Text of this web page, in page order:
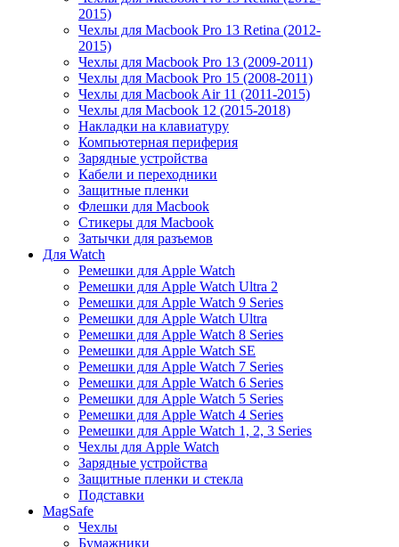
2015)
Чехлы для Macbook Pro 13 Retina (2012-
2015)
Чехлы для Macbook Pro 13 (2009-2011)
Чехлы для Macbook Pro 15 (2008-2011)
Чехлы для Macbook Air 11 (2011-2015)
Чехлы для Macbook 12 (2015-2018)
Накладки на клавиатуру
Компьютерная периферия
Зарядные устройства
Кабели и переходники
Защитные пленки
Флешки для Macbook
Стикеры для Macbook
Затычки для разъемов
Для Watch
Ремешки для Apple Watch
Ремешки для Apple Watch Ultra 2
Ремешки для Apple Watch 9 Series
Ремешки для Apple Watch Ultra
Ремешки для Apple Watch 8 Series
Ремешки для Apple Watch SE
Ремешки для Apple Watch 7 Series
Ремешки для Apple Watch 6 Series
Ремешки для Apple Watch 5 Series
Ремешки для Apple Watch 4 Series
Ремешки для Apple Watch 1, 2, 3 Series
Чехлы для Apple Watch
Зарядные устройства
Защитные пленки и стекла
Подставки
MagSafe
Чехлы
Бумажники